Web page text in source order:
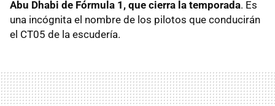
Abu Dhabi de Fórmula 1, que cierra la temporada. Es
una incógnita el nombre de los pilotos que conducirán
el CT05 de la escudería.